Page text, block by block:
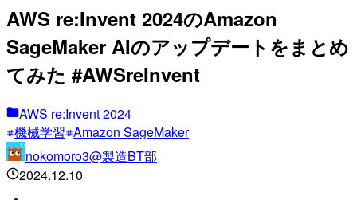
AWS re:Invent 2024のAmazon
SageMaker AIのアップデートをまとめ
てみた #AWSreInvent
AWS re:Invent 2024
機械学習 Amazon SageMaker
nokomoro3@製造BT部
2024.12.10